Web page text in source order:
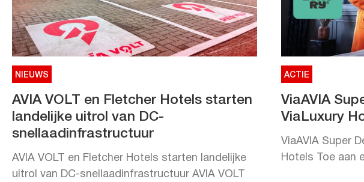
NIEUWS
AVIA VOLT en Fletcher Hotels starten
landelijke uitrol van DC-
snellaadinfrastructuur
AVIA VOLT en Fletcher Hotels starten landelijke
uitrol van DC-snellaadinfrastructuur AVIA VOLT
ACTIE
ViaAVIA
ViaLuxury
ViaAVIA Super
Hotels Toe aan